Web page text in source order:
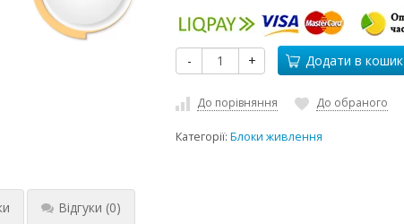
- + Додати в кошик
До порівняння До обраного
Категорії:Блоки живлення
Відгуки (0)